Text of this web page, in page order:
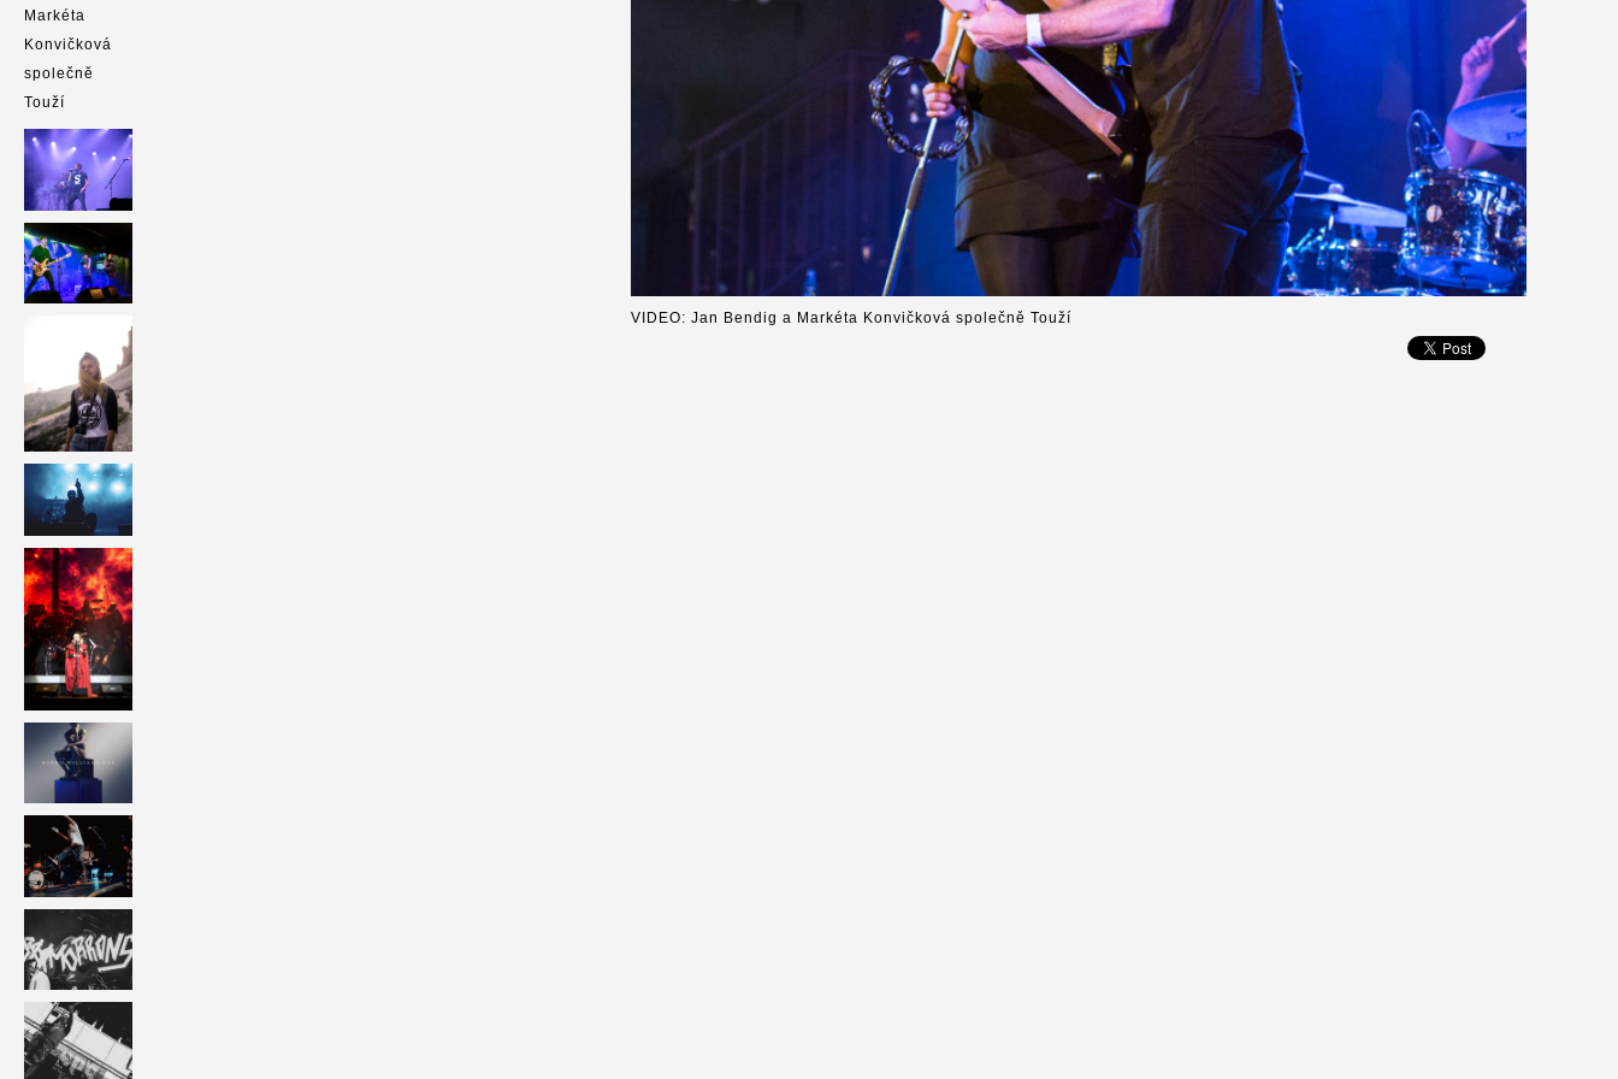
VIDEO: Jan Bendig a Markéta Konvičková společně Touží